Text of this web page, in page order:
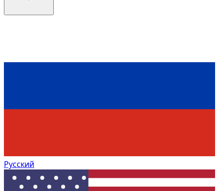
Русский